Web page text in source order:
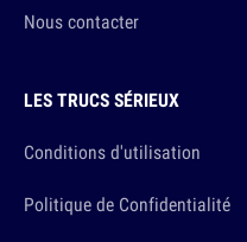
Nous contacter
LES TRUCS SÉRIEUX
Conditions d'utilisation
Politique de Confidentialité